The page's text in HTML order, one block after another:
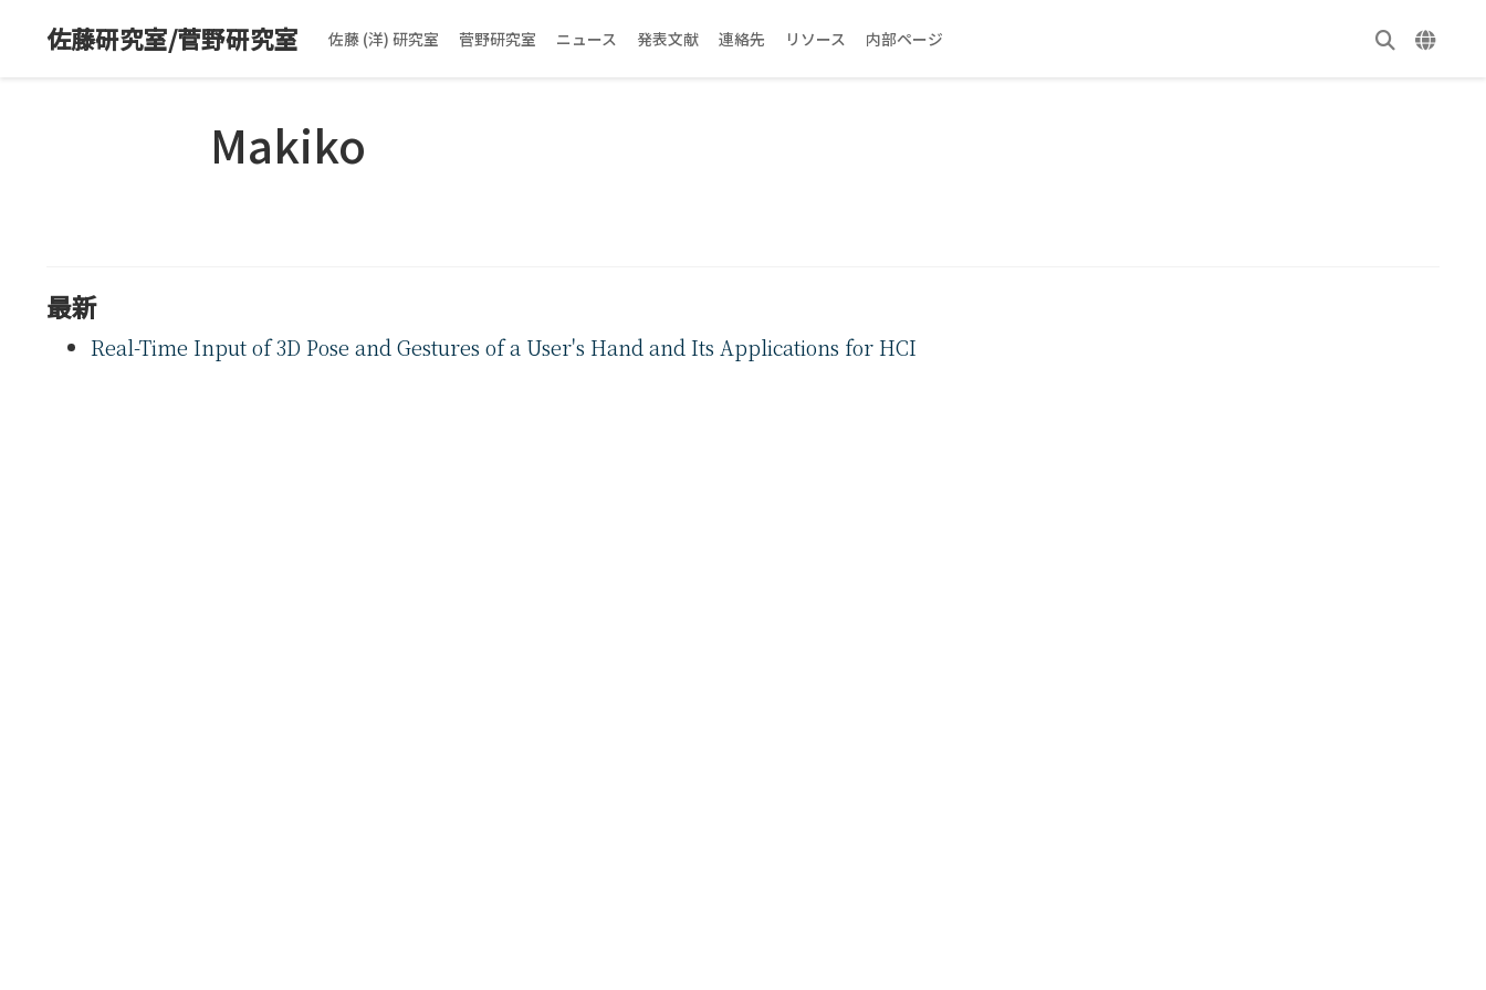
佐藤研究室/菅野研究室 佐藤 (洋) 研究室 菅野研究室 ニュース 発表文献 連絡先 リソース 内部ページ
Makiko
最新
Real-Time Input of 3D Pose and Gestures of a User's Hand and Its Applications for HCI